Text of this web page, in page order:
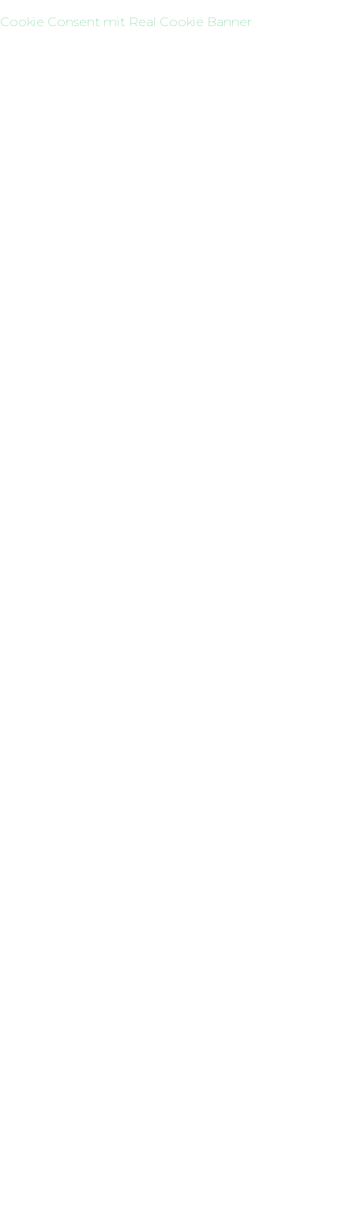
Cookie Consent mit Real Cookie Banner